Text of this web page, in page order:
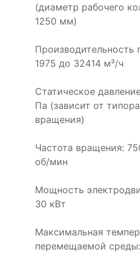
(диаметр рабочего
1250 мм)
Производительность
1975 до 32414 м³/ч
Статическое
Па (зависит от
вращения)
Частота вращения:
об/мин
Мощность
30 кВт
Максимальная
перемещаемой